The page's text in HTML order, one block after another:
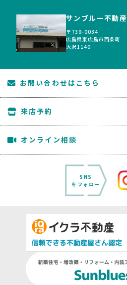
サンブルー不動産
〒739-0034
広島県東広島市西条町
大沢1140
お問い合わせはこちら
来店予約
オンライン相談
SNS
をフォロー